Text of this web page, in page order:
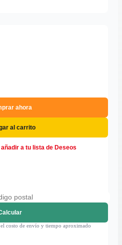
ahora
al carrito
a tu lista de Deseos
costo de envío y tiempo aproximado